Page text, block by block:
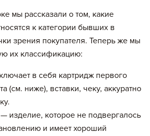
мы рассказали о том, какие
к категории бывших в
зрения покупателя. Теперь же мы
их классификацию:
в себя картридж первого
(см. ниже), вставки, чеку, аккуратно
изделие, которое не подвергалось
и имеет хороший